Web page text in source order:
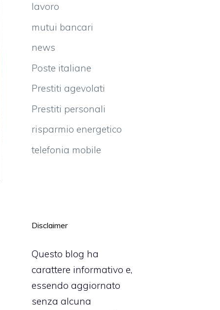
lavoro
mutui bancari
news
Poste italiane
Prestiti agevolati
Prestiti personali
risparmio energetico
telefonia mobile
Disclaimer
Questo blog ha
carattere informativo e,
essendo aggiornato
senza alcuna